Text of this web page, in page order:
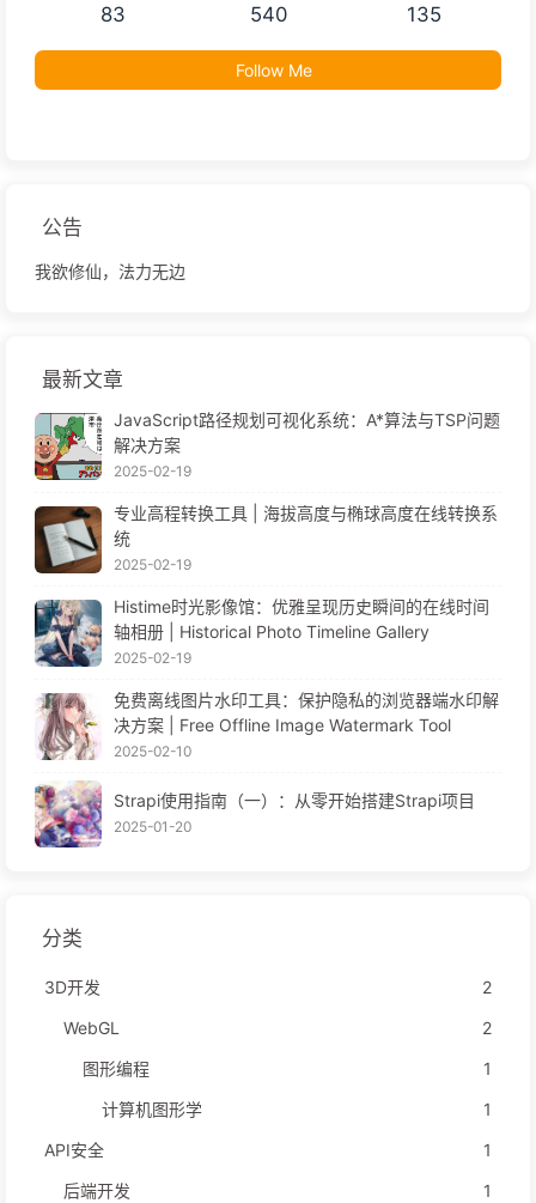
83 540 135
Follow Me
公告
我欲修仙，法力无边
最新文章
JavaScript路径规划可视化系统：A*算法与TSP问题
解决方案
2025-02-19
专业高程转换工具 | 海拔高度与椭球高度在线转换系
统
2025-02-19
Histime时光影像馆：优雅呈现历史瞬间的在线时间
轴相册 | Historical Photo Timeline Gallery
2025-02-19
免费离线图片水印工具：保护隐私的浏览器端水印解
决方案 | Free Offline Image Watermark Tool
2025-02-10
Strapi使用指南（一）：从零开始搭建Strapi项目
2025-01-20
分类
3D开发
2
WebGL
2
图形编程
1
计算机图形学
1
API安全
1
后端开发
1